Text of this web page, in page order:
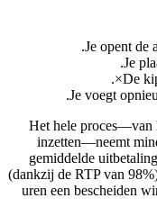
Je opent de
Je
De
Je voegt
Het hele proces—van
inzetten—neemt
gemiddelde
(dankzij de RTP van
uren een bescheiden